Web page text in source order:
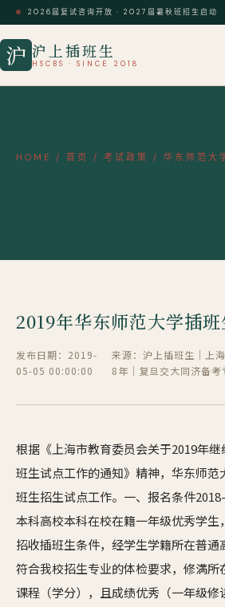
2026届复试咨询开放 · 2027届暑秋班招生启动
沪 沪上插班生
HSCBS · SINCE 2018
HOME / 首页 / 考试政策 / 华东师范大
2019年华东师范大学插
发布日期：2019-
05-05 00:00:00
来源：沪上插班生｜上
8年｜复旦交大同济备考
根据《上海市教育委员会关于2019年
班生试点工作的通知》精神，华东师范
班生招生试点工作。一、报名条件
本科高校本科在校在籍一年级优秀学生
招收插班生条件，经学生学籍所在普通
符合我校招生专业的体检要求，修满所
课程（学分），且成绩优秀（一年级修